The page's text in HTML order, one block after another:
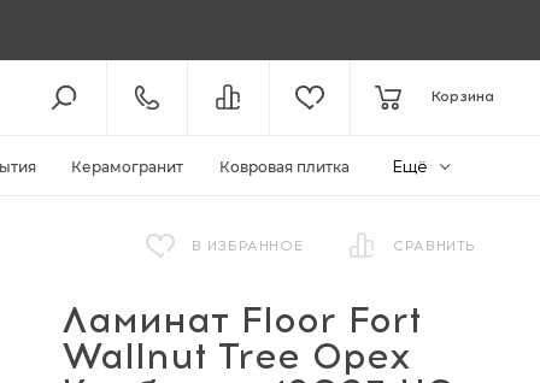
8 (800) 301-61-43
КОЛЛ-ЦЕНТР / С 10:00
ZAKAZ@MEGAPOLIYA.RU
E-MAIL
Видное, ул. Старо-Нагорная, д.
20 ТЦ «Видное Парк»
Корзина
Керамогранит Ковровая плитка Ещё
В ИЗБРАННОЕ СРАВНИТЬ
Ламинат Floor Fort
Wallnut Tree Орех